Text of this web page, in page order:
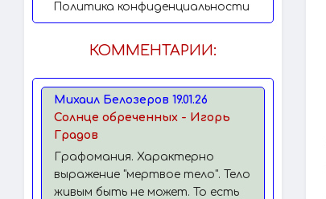
Политика конфиденциальности
КОММЕНТАРИИ:
Михаил Белозеров 19.01.26
Солнце обреченных - Игорь
Градов
Графомания. Характерно
выражение "мертвое тело". Тело
живым быть не может. То есть